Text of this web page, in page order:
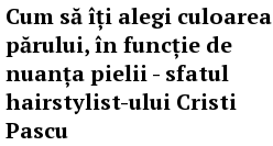
Cum să îți alegi culoarea
părului, în funcție de
nuanța pielii - sfatul
hairstylist-ului Cristi
Pascu